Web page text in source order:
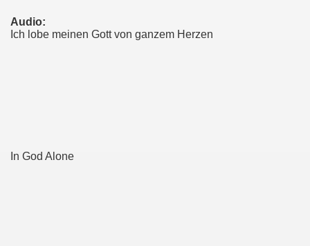
Audio:
Ich lobe meinen Gott von ganzem Herzen
In God Alone